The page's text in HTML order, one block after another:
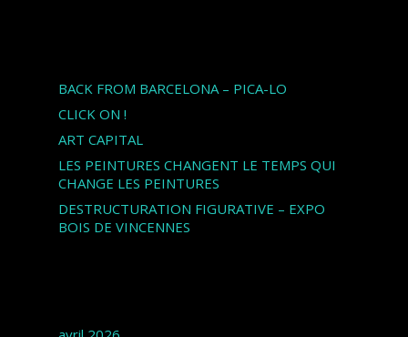
BACK FROM BARCELONA – PICA-LO
CLICK ON !
ART CAPITAL
LES PEINTURES CHANGENT LE TEMPS QUI
CHANGE LES PEINTURES
DESTRUCTURATION FIGURATIVE – EXPO
BOIS DE VINCENNES